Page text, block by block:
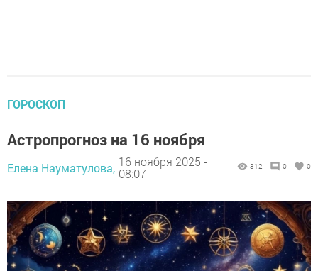
ГОРОСКОП
Астропрогноз на 16 ноября
Елена Науматулова, 16 ноября 2025 -
08:07
312 0 0